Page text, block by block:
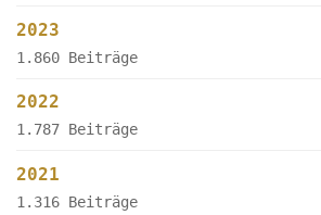
2023
1.860 Beiträge
2022
1.787 Beiträge
2021
1.316 Beiträge